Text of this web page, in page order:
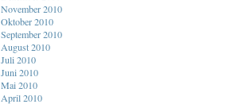
November 2010
Oktober 2010
September 2010
August 2010
Juli 2010
Juni 2010
Mai 2010
April 2010